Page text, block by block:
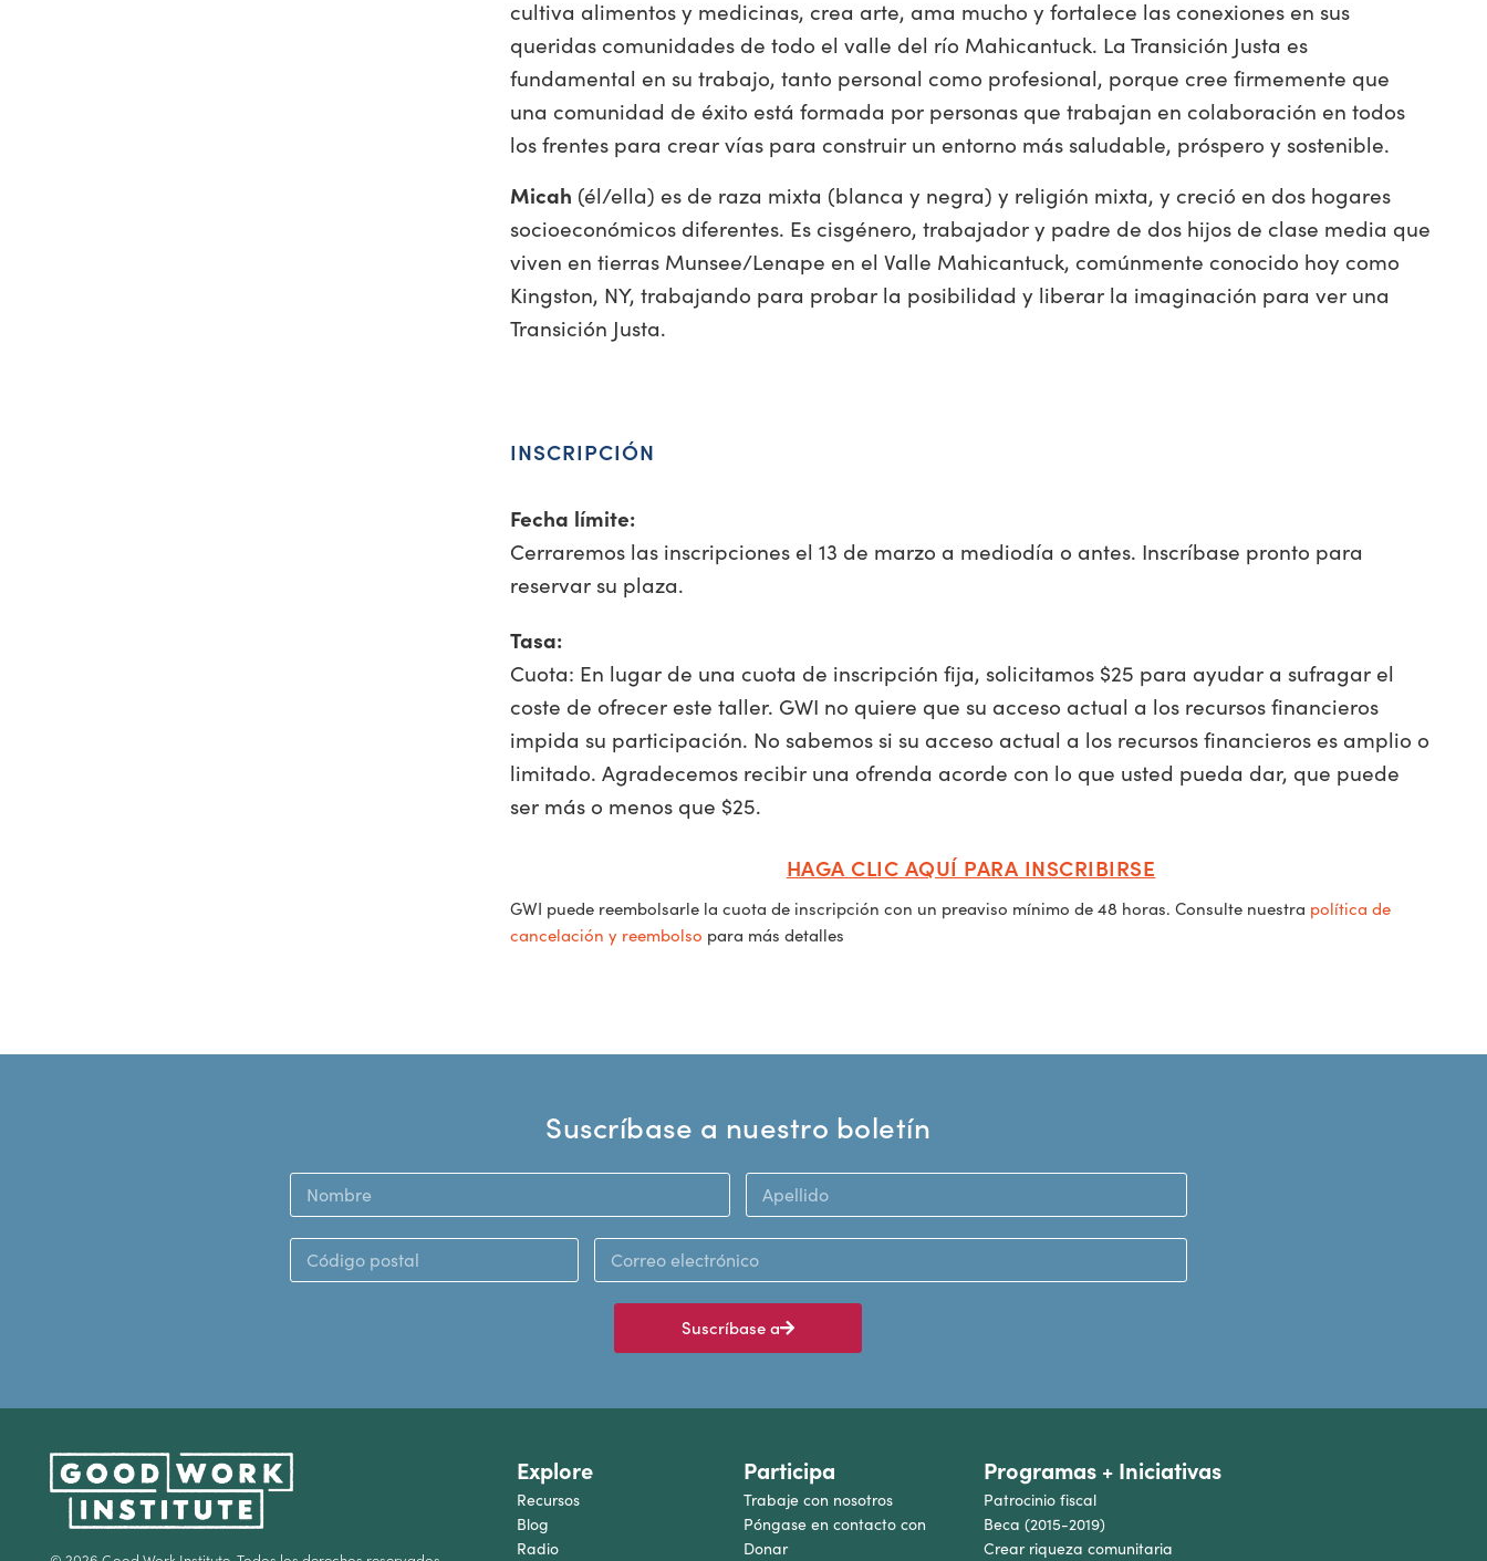
cultiva alimentos y medicinas, crea arte, ama mucho y fortalece las conexiones en sus
queridas comunidades de todo el valle del río Mahicantuck. La Transición Justa es
fundamental en su trabajo, tanto personal como profesional, porque cree firmemente que
una comunidad de éxito está formada por personas que trabajan en colaboración en todos
los frentes para crear vías para construir un entorno más saludable, próspero y sostenible.
Micah (él/ella) es de raza mixta (blanca y negra) y religión mixta, y creció en dos hogares
socioeconómicos diferentes. Es cisgénero, trabajador y padre de dos hijos de clase media que
viven en tierras Munsee/Lenape en el Valle Mahicantuck, comúnmente conocido hoy como
Kingston, NY, trabajando para probar la posibilidad y liberar la imaginación para ver una
Transición Justa.
INSCRIPCIÓN
Fecha límite:
Cerraremos las inscripciones el 13 de marzo a mediodía o antes. Inscríbase pronto para
reservar su plaza.
Tasa:
Cuota: En lugar de una cuota de inscripción fija, solicitamos $25 para ayudar a sufragar el
coste de ofrecer este taller. GWI no quiere que su acceso actual a los recursos financieros
impida su participación. No sabemos si su acceso actual a los recursos financieros es amplio o
limitado. Agradecemos recibir una ofrenda acorde con lo que usted pueda dar, que puede
ser más o menos que $25.
HAGA CLIC AQUÍ PARA INSCRIBIRSE
GWI puede reembolsarle la cuota de inscripción con un preaviso mínimo de 48 horas. Consulte nuestra política de
cancelación y reembolso para más detalles
Suscríbase a nuestro boletín
Suscríbase a
Explore
Recursos
Blog
Radio
Participa
Trabaje con nosotros
Póngase en contacto con
Donar
Programas + Iniciativas
Patrocinio fiscal
Beca (2015-2019)
Crear riqueza comunitaria